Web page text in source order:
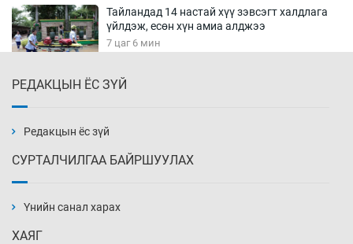
Тайландад 14 настай хүү зэвсэгт халдлага
үйлдэж, есөн хүн амиа алджээ
7 цаг 6 мин
8 цаг 6 мин
РЕДАКЦЫН ЁС ЗҮЙ
Редакцын ёс зүй
СУРТАЛЧИЛГАА БАЙРШУУЛАХ
Үнийн санал харах
ХАЯГ